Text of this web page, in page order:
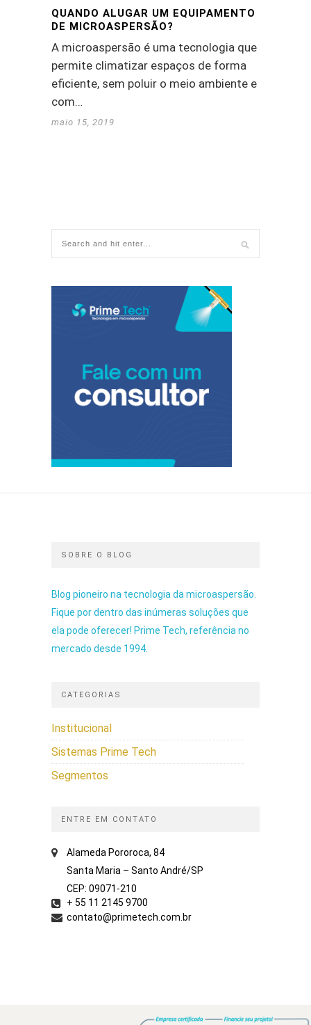
QUANDO ALUGAR UM EQUIPAMENTO
DE MICROASPERSÃO?
A microaspersão é uma tecnologia que
permite climatizar espaços de forma
eficiente, sem poluir o meio ambiente e
com…
maio 15, 2019
SOBRE O BLOG
Blog pioneiro na tecnologia da microaspersão.
Fique por dentro das inúmeras soluções que
ela pode oferecer! Prime Tech, referência no
mercado desde 1994.
CATEGORIAS
Institucional
Sistemas Prime Tech
Segmentos
ENTRE EM CONTATO
Alameda Pororoca, 84
Santa Maria – Santo André/SP
CEP: 09071-210
+ 55 11 2145 9700
contato@primetech.com.br